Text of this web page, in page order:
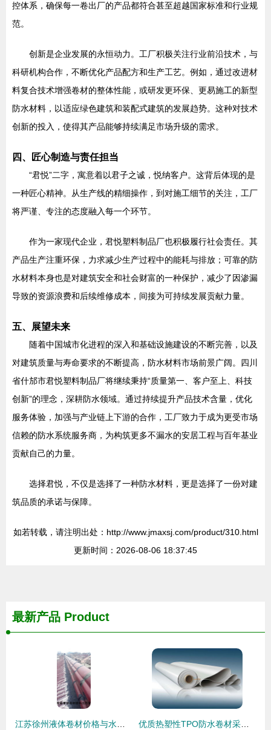
控体系，确保每一卷出厂的产品都符合甚至超越国家标准和行业规
范。
创新是企业发展的永恒动力。工厂积极关注行业前沿技术，与
科研机构合作，不断优化产品配方和生产工艺。例如，通过改进材
料复合技术增强卷材的整体性能，或研发更环保、更易施工的新型
防水材料，以适应绿色建筑和装配式建筑的发展趋势。这种对技术
创新的投入，使得其产品能够持续满足市场升级的需求。
四、匠心制造与责任担当
“君悦”二字，寓意着以君子之诚，悦纳客户。这背后体现的是
一种匠心精神。从生产线的精细操作，到对施工细节的关注，工厂
将严谨、专注的态度融入每一个环节。
作为一家现代企业，君悦塑料制品厂也积极履行社会责任。其
产品生产注重环保，力求减少生产过程中的能耗与排放；可靠的防
水材料本身也是对建筑安全和社会财富的一种保护，减少了因渗漏
导致的资源浪费和后续维修成本，间接为可持续发展贡献力量。
五、展望未来
随着中国城市化进程的深入和基础设施建设的不断完善，以及
对建筑质量与寿命要求的不断提高，防水材料市场前景广阔。四川
省什邡市君悦塑料制品厂将继续秉持“质量第一、客户至上、科技
创新”的理念，深耕防水领域。通过持续提升产品技术含量，优化
服务体验，加强与产业链上下游的合作，工厂致力于成为更受市场
信赖的防水系统服务商，为构筑更多不漏水的安居工程与百年基业
贡献自己的力量。
选择君悦，不仅是选择了一种防水材料，更是选择了一份对建
筑品质的承诺与保障。
如若转载，请注明出处：http://www.jmaxsj.com/product/310.html
更新时间：2026-08-06 18:37:45
最新产品 Product
江苏徐州液体卷材价格与水池防水材料应用解析 优质热塑性TPO防水卷材采购指南 自粘防水卷材生产厂家与选购要点